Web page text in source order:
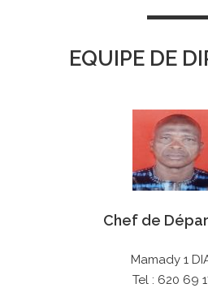
EQUIPE DE
Chef de
Mamady 1
Tel : 620 69